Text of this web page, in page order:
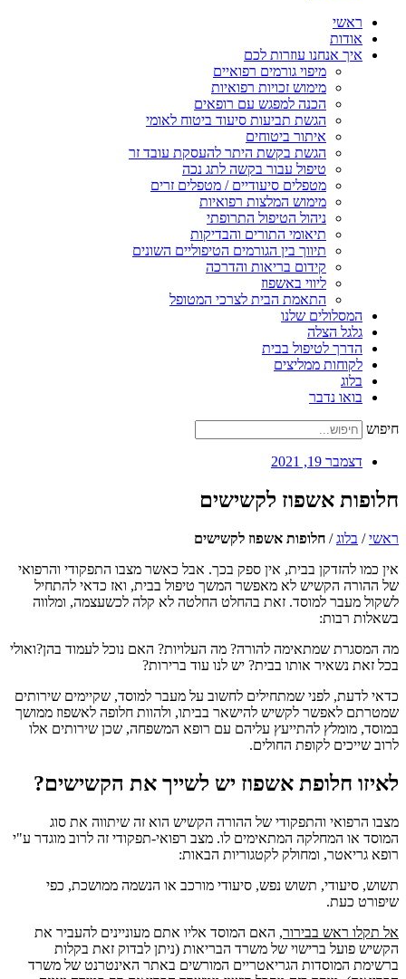
ראשי
אודות
איך אנחנו עוזרות לכם
מיפוי גורמים רפואיים
מימוש זכויות רפואיות
הכנה למפגש עם רופאים
הגשת תביעות סיעוד ביטוח לאומי
איתור ביטוחים
הגשת בקשת היתר להעסקת עובד זר
טיפול עבור בקשה לתג נכה
מטפלים סיעודיים / מטפלים זרים
מימוש המלצות רפואיות
ניהול הטיפול התרופתי
תיאומי התורים והבדיקות
תיווך בין הגורמים הטיפוליים השונים
קידום בריאות והדרכה
ליווי באשפוז
התאמת הבית לצרכי המטופל
המסלולים שלנו
גלגל הצלה
הדרך לטיפול בבית
לקוחות ממליצים
בלוג
בואו נדבר
חיפוש
דצמבר 19, 2021
חלופות אשפוז לקשישים
ראשי/ בלוג/ חלופות אשפוז לקשישים
אין כמו להזדקן בבית, אין ספק בכך. אבל כאשר מצבו התפקודי והרפואי
של ההורה הקשיש לא מאפשר המשך טיפול בבית, ואז כדאי להתחיל
לשקול מעבר למוסד. זאת בהחלט החלטה לא קלה לכשעצמה, ומלווה
בשאלות רבות:
מה המסגרת שמתאימה להורה? מה העלויות? האם נוכל לעמוד בהן?ואולי
בכל זאת נשאיר אותו בבית? יש לנו עוד ברירות?
כדאי לדעת, לפני שמתחילים לחשוב על מעבר למוסד, שקיימים שירותים
שמטרתם לאפשר לקשיש להישאר בביתו, ולהוות חלופה לאשפוז ממושך
במוסד, מומלץ להתייעץ עליהם עם רופא המשפחה, שכן שירותים אלו
לרוב שייכים לקופת החולים.
לאיזו חלופת אשפוז יש לשייך את הקשישים?
מצבו הרפואי והתפקודי של ההורה הקשיש הוא זה שיתווה את סוג
המוסד או המחלקה המתאימים לו. מצב רפואי-תפקודי זה לרוב מוגדר ע"י
רופא גריאטר, ומחולק לקטגוריות הבאות:
תשוש, סיעודי, תשוש נפש, סיעודי מורכב או הנשמה ממושכת, כפי
שיפורט כעת.
אל תקלו ראש בבירור, האם המוסד אליו אתם מעוניינים להעביר את
הקשיש פועל ברישוי של משרד הבריאות (ניתן לבדוק זאת בקלות
ברשימת המוסדות הגריאטריים המורשים באתר האינטרנט של משרד